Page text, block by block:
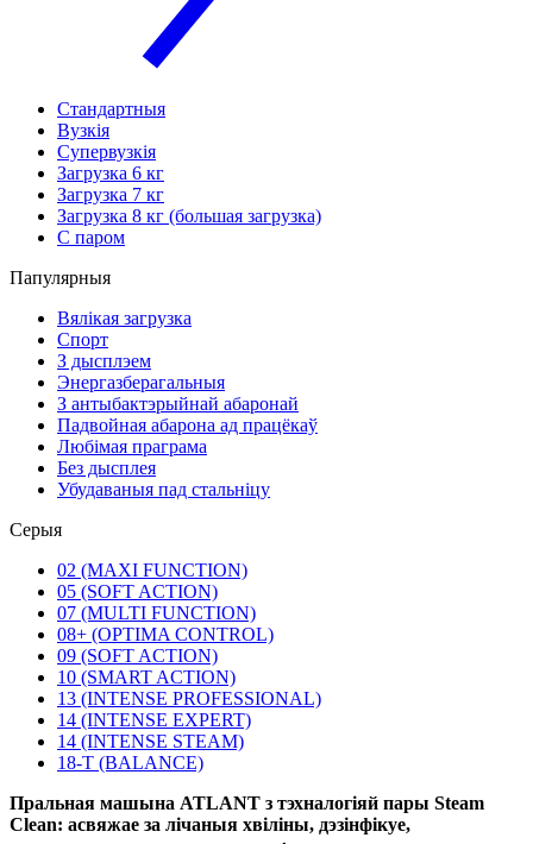
Стандартныя
Вузкія
Супервузкія
Загрузка 6 кг
Загрузка 7 кг
Загрузка 8 кг (большая загрузка)
С паром
Папулярныя
Вялікая загрузка
Спорт
З дысплэем
Энергазберагальныя
З антыбактэрыйнай абаронай
Падвойная абарона ад працёкаў
Любімая праграма
Без дысплея
Убудаваныя пад стальніцу
Серыя
02 (MAXI FUNCTION)
05 (SOFT ACTION)
07 (MULTI FUNCTION)
08+ (OPTIMA CONTROL)
09 (SOFT ACTION)
10 (SMART ACTION)
13 (INTENSE PROFESSIONAL)
14 (INTENSE EXPERT)
14 (INTENSE STEAM)
18-T (BALANCE)
Пральная машына ATLANT з тэхналогіяй пары Steam
Clean: асвяжае за лічаныя хвіліны, дэзінфікуе,